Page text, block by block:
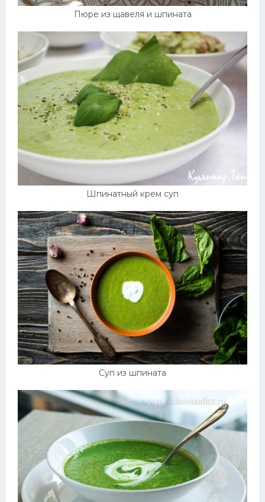
Пюре из щавеля и шпината
Шпинатный крем суп
Суп из шпината